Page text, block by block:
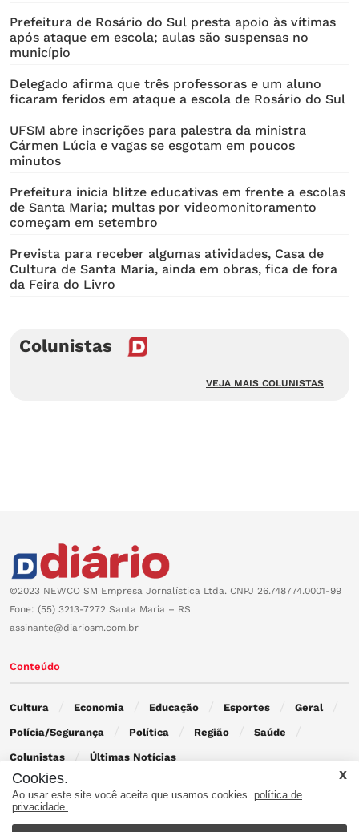
Prefeitura de Rosário do Sul presta apoio às vítimas
após ataque em escola; aulas são suspensas no
município
Delegado afirma que três professoras e um aluno
ficaram feridos em ataque a escola de Rosário do Sul
UFSM abre inscrições para palestra da ministra
Cármen Lúcia e vagas se esgotam em poucos
minutos
Prefeitura inicia blitze educativas em frente a escolas
de Santa Maria; multas por videomonitoramento
começam em setembro
Prevista para receber algumas atividades, Casa de
Cultura de Santa Maria, ainda em obras, fica de fora
da Feira do Livro
Colunistas
VEJA MAIS COLUNISTAS
©2023 NEWCO SM Empresa Jornalística Ltda. CNPJ 26.748774.0001-99
Fone: (55) 3213-7272 Santa Maria – RS
assinante@diariosm.com.br
Conteúdo
Cultura Economia Educação Esportes Geral
Polícia/Segurança Política Região Saúde
Colunistas Últimas Notícias
Contato
Cookies.
Ao usar este site você aceita que usamos cookies. política de
privacidade.